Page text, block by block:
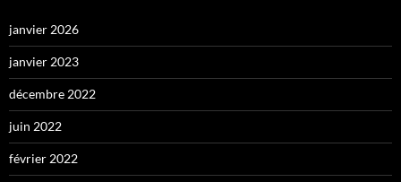
janvier 2026
janvier 2023
décembre 2022
juin 2022
février 2022